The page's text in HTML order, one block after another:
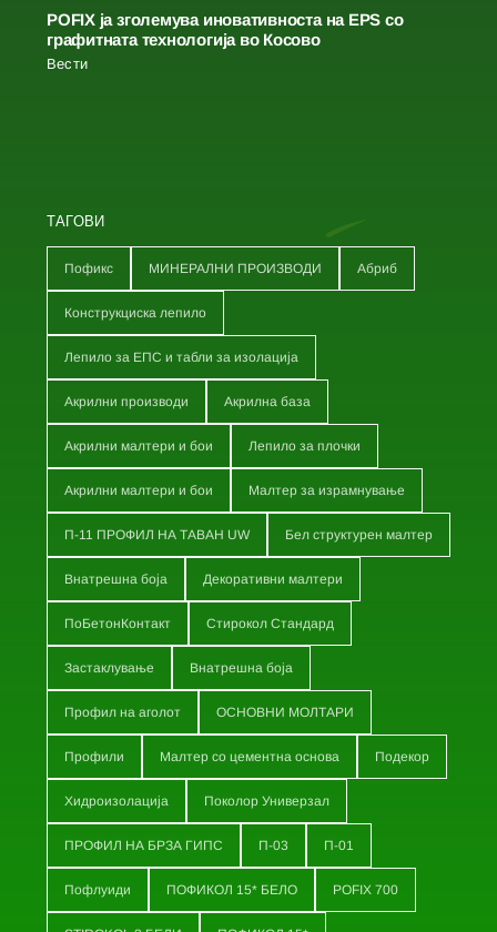
POFIX ја зголемува иновативноста на EPS со
графитната технологија во Косово
Вести
ТАГОВИ
Пофикс МИНЕРАЛНИ ПРОИЗВОДИ Абриб
Конструкциска лепило
Лепило за ЕПС и табли за изолација
Акрилни производи Акрилна база
Акрилни малтери и бои Лепило за плочки
Акрилни малтери и бои Малтер за израмнување
П-11 ПРОФИЛ НА ТАВАН UW Бел структурен малтер
Внатрешна боја Декоративни малтери
ПоБетонКонтакт Стирокол Стандард
Застаклување Внатрешна боја
Профил на аголот ОСНОВНИ МОЛТАРИ
Профили Малтер со цементна основа Подекор
Хидроизолација Поколор Универзал
ПРОФИЛ НА БРЗА ГИПС П-03 П-01
Пофлуиди ПОФИКОЛ 15* БЕЛО POFIX 700